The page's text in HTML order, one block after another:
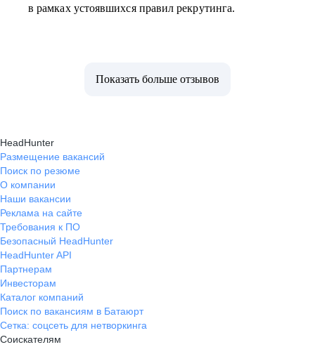
в рамках устоявшихся правил рекрутинга.
Показать больше отзывов
HeadHunter
Размещение вакансий
Поиск по резюме
О компании
Наши вакансии
Реклама на сайте
Требования к ПО
Безопасный HeadHunter
HeadHunter API
Партнерам
Инвесторам
Каталог компаний
Поиск по вакансиям в Батаюрт
Сетка: соцсеть для нетворкинга
Соискателям